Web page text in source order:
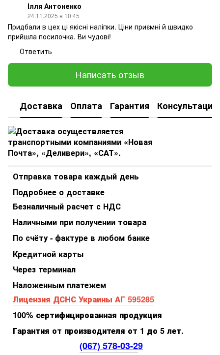
Ілля Антоненко
24.11.2025 в 10:45
Придбали в цех ці якісні наліпки. Ціни приємні й швидко
прийшла посилочка. Ви чудові!
Ответить
Написать отзыв
Доставка Оплата Гарантия Консультация
Отправка товара каждый день
Подробнее о доставке
Безналичный расчет с НДС
Наличными при получении товара
По счёту - фактуре в любом банке
Кредитной карты
Через терминал
Наложенным платежем
Лицензия ДСНС Украины АГ 595285
100% сертифицированная продукция
Гарантия от производителя от 1 до 5 лет.
(067) 578-03-29